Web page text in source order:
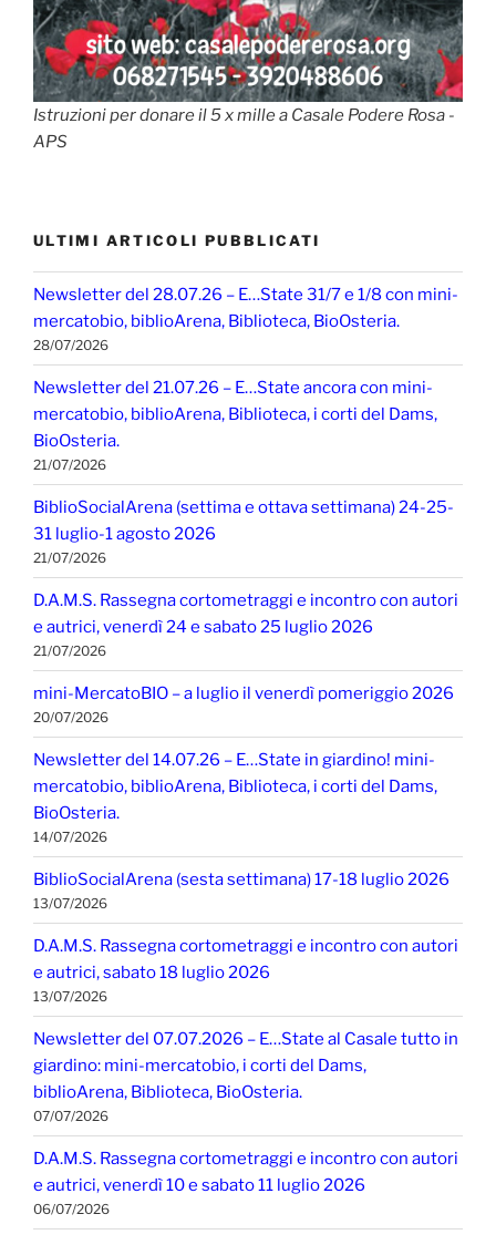
Istruzioni per donare il 5 x mille a Casale Podere Rosa -
APS
ULTIMI ARTICOLI PUBBLICATI
Newsletter del 28.07.26 – E…State 31/7 e 1/8 con mini-
mercatobio, biblioArena, Biblioteca, BioOsteria.
28/07/2026
Newsletter del 21.07.26 – E…State ancora con mini-
mercatobio, biblioArena, Biblioteca, i corti del Dams,
BioOsteria.
21/07/2026
BiblioSocialArena (settima e ottava settimana) 24-25-
31 luglio-1 agosto 2026
21/07/2026
D.A.M.S. Rassegna cortometraggi e incontro con autori
e autrici, venerdì 24 e sabato 25 luglio 2026
21/07/2026
mini-MercatoBIO – a luglio il venerdì pomeriggio 2026
20/07/2026
Newsletter del 14.07.26 – E…State in giardino! mini-
mercatobio, biblioArena, Biblioteca, i corti del Dams,
BioOsteria.
14/07/2026
BiblioSocialArena (sesta settimana) 17-18 luglio 2026
13/07/2026
D.A.M.S. Rassegna cortometraggi e incontro con autori
e autrici, sabato 18 luglio 2026
13/07/2026
Newsletter del 07.07.2026 – E…State al Casale tutto in
giardino: mini-mercatobio, i corti del Dams,
biblioArena, Biblioteca, BioOsteria.
07/07/2026
D.A.M.S. Rassegna cortometraggi e incontro con autori
e autrici, venerdì 10 e sabato 11 luglio 2026
06/07/2026